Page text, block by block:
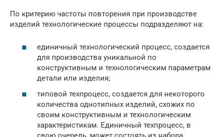
По критерию частоты повторения при производстве
изделий технологические процессы подразделяют на:
единичный технологический процесс, создается
для производства уникальной по
конструктивным и технологическим параметрам
детали или изделия;
типовой техпроцесс, создается для некоторого
количества однотипных изделий, схожих по
своим конструктивным и технологическим
характеристикам. Единичный техпроцесс, в